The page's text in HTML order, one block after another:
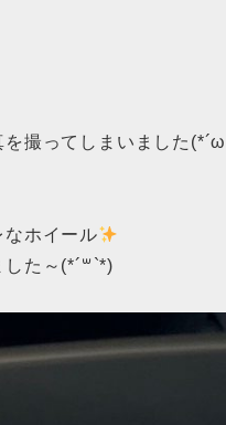
撮ってしまいました
ホイール
た～(*´꒳`*)